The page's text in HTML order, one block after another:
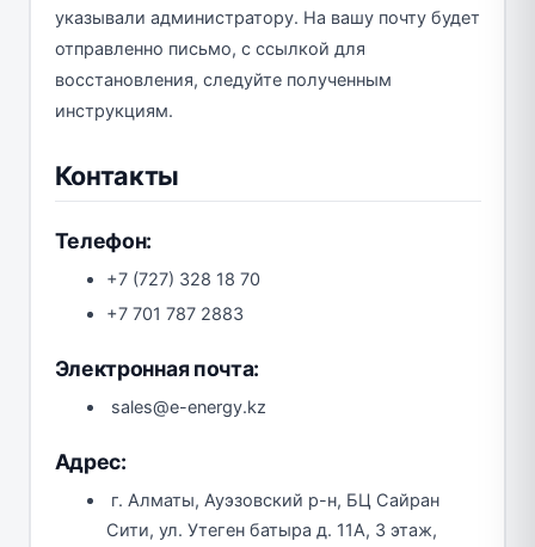
указывали администратору. На вашу почту будет
отправленно письмо, с ссылкой для
восстановления, следуйте полученным
инструкциям.
Контакты
Телефон:
+7 (727) 328 18 70
+7 701 787 2883
Электронная почта:
sales@e-energy.kz
Адрес:
г. Алматы, Ауэзовский р-н, БЦ Сайран
Сити, ул. Утеген батыра д. 11А, 3 этаж,